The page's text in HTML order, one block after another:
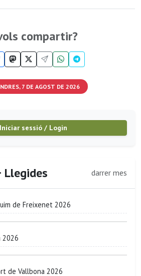
compartir?
7 DE AGOST DE 2026
sessió / Login
Llegides darrer mes
de Freixenet 2026
2026
de Vallbona 2026